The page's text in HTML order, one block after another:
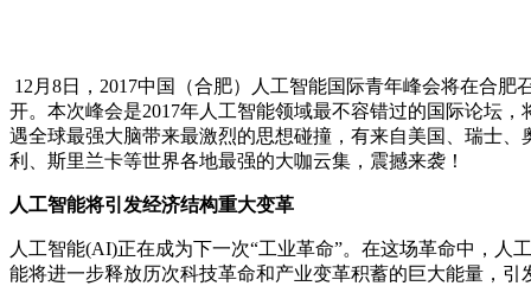
12月8日，2017中国（合肥）人工智能国际青年峰会将在合肥
开。本次峰会是2017年人工智能领域最不容错过的国际论坛，
遇全球最强大脑带来最激烈的思想碰撞，有来自美国、瑞士、
利、斯里兰卡等世界各地最强的大咖云集，震撼来袭！
人工智能将引发经济结构重大变革
人工智能(AI)正在成为下一次“工业革命”。在这场革命中，人
能将进一步释放历次科技革命和产业变革积蓄的巨大能量，引